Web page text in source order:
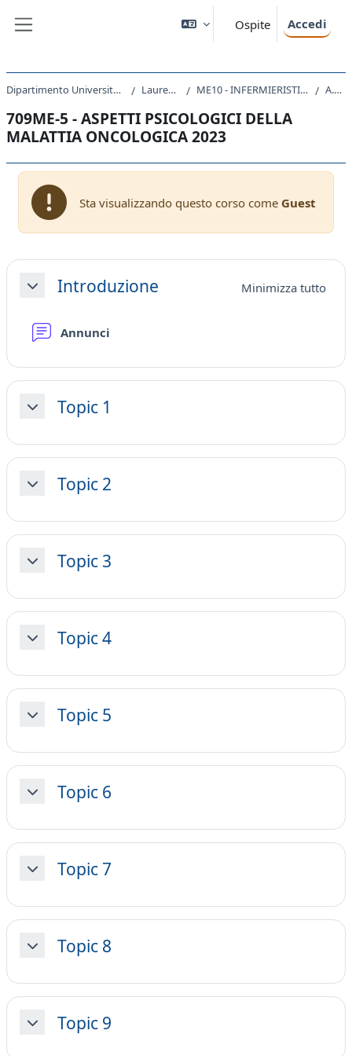
Ospite Accedi
Dipartimento Universitario Clinico di Scienze mediche, chirurgiche e della salute Laurea triennale (DM270) ME10 - INFERMIERISTICA (ABILITANTE ALLA PROFESSIONE SANITARIA DI INFERMIERE) A.A. 2023 - 2024
709ME-5 - ASPETTI PSICOLOGICI DELLA
MALATTIA ONCOLOGICA 2023
Sta visualizzando questo corso come Guest
Schema della sezione
MinimizzaIntroduzione Minimizza tutto
Annunci
MinimizzaTopic 1
MinimizzaTopic 2
MinimizzaTopic 3
MinimizzaTopic 4
MinimizzaTopic 5
MinimizzaTopic 6
MinimizzaTopic 7
MinimizzaTopic 8
MinimizzaTopic 9